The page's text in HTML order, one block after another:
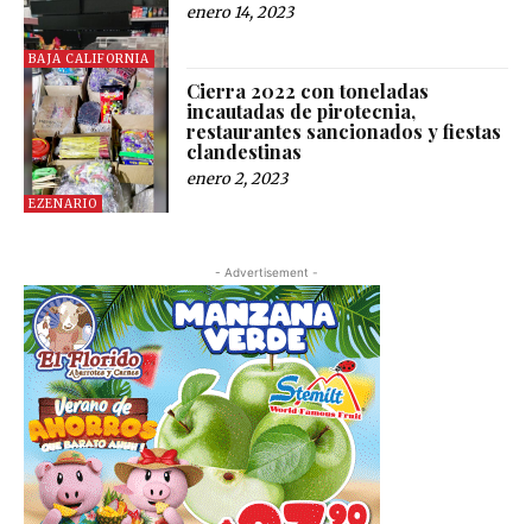
BAJA CALIFORNIA
enero 14, 2023
EZENARIO
Cierra 2022 con toneladas
incautadas de pirotecnia,
restaurantes sancionados y fiestas
clandestinas
enero 2, 2023
- Advertisement -